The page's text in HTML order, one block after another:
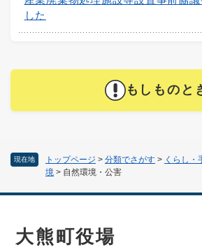
現在地 トップページ > 分類でさがす > くらし・
境 > 自然環境・公害
した
もしものと
大熊町役場